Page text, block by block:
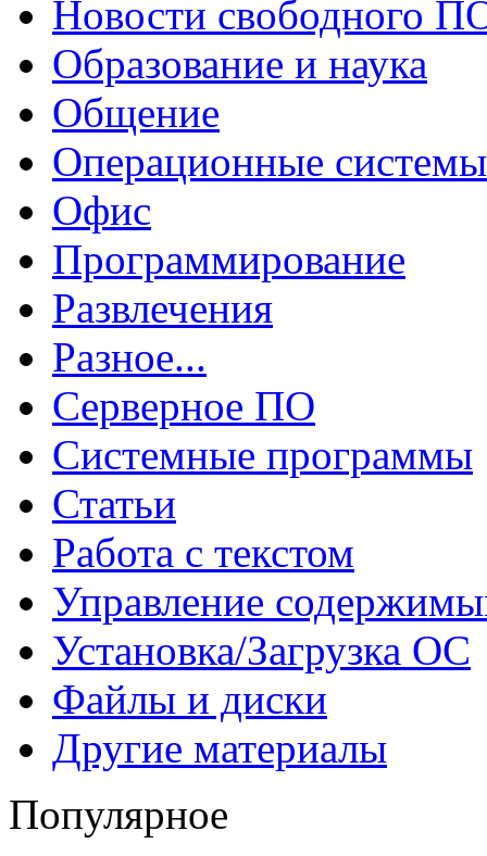
Новости свободного
Образование и наука
Общение
Операционные системы
Офис
Программирование
Развлечения
Разное...
Серверное ПО
Системные программы
Статьи
Работа с текстом
Управление
Установка/Загрузка ОС
Файлы и диски
Другие материалы
Популярное